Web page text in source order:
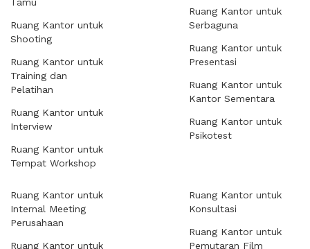
Ruang Kantor untuk
Shooting
Ruang Kantor untuk
Training dan
Pelatihan
Ruang Kantor untuk
Interview
Ruang Kantor untuk
Tempat Workshop
Ruang Kantor untuk
Serbaguna
Ruang Kantor untuk
Presentasi
Ruang Kantor untuk
Kantor Sementara
Ruang Kantor untuk
Psikotest
Ruang Kantor untuk
Internal Meeting
Perusahaan
Ruang Kantor untuk
Ruang Kantor untuk
Konsultasi
Ruang Kantor untuk
Pemutaran Film